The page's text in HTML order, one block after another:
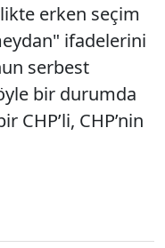
erken seçim
ifadelerini
serbest
bir durumda
CHP’li, CHP’nin